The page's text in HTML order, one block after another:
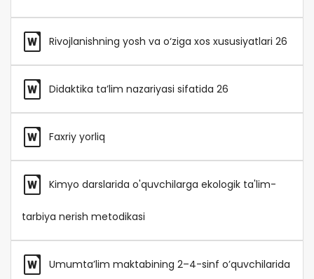
Rivojlanishning yosh va o‘ziga xos xususiyatlari 26
Didaktika ta’lim nazariyasi sifatida 26
Faxriy yorliq
Kimyo darslarida o'quvchilarga ekologik ta'lim-
tarbiya nerish metodikasi
Umumta’lim maktabining 2–4-sinf o’quvchilarida